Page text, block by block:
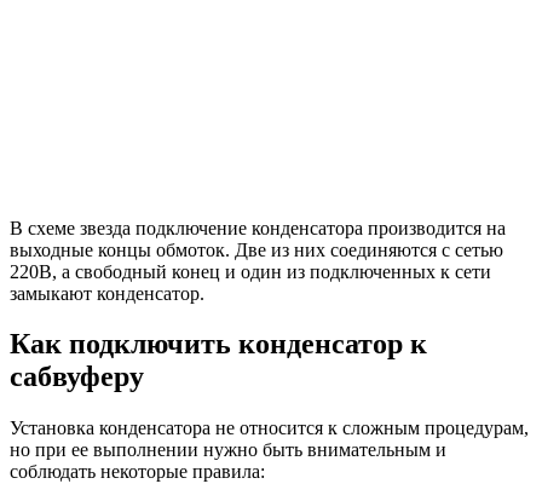
В схеме звезда подключение конденсатора производится на
выходные концы обмоток. Две из них соединяются с сетью
220В, а свободный конец и один из подключенных к сети
замыкают конденсатор.
Как подключить конденсатор к
сабвуферу
Установка конденсатора не относится к сложным процедурам,
но при ее выполнении нужно быть внимательным и
соблюдать некоторые правила: